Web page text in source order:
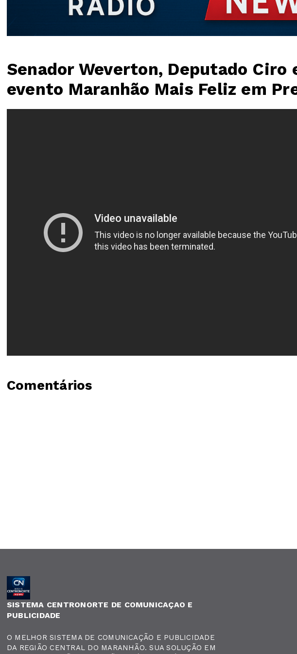
Senador Weverton, Deputado Ciro
evento Maranhão Mais Feliz em
Comentários
SISTEMA CENTRONORTE DE COMUNICAÇAO E
PUBLICIDADE
O MELHOR SISTEMA DE COMUNICAÇÃO E PUBLICIDADE
DA REGIÃO CENTRAL DO MARANHÃO. SUA SOLUÇÃO EM